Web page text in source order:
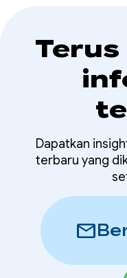
Dapatkan
terbaru yang
mail